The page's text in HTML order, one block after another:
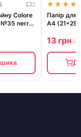
2
Colore
nerro,
дрібне
Папір для
A4
дрібне
13 грн20